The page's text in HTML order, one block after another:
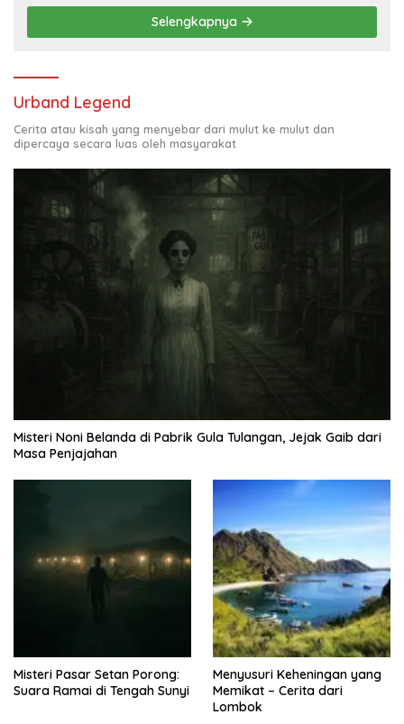
Selengkapnya
Urband Legend
Cerita atau kisah yang menyebar dari mulut ke mulut dan
dipercaya secara luas oleh masyarakat
Misteri Noni Belanda di Pabrik Gula Tulangan, Jejak Gaib dari
Masa Penjajahan
Misteri Pasar Setan Porong:
Suara Ramai di Tengah Sunyi
Menyusuri Keheningan yang
Memikat – Cerita dari
Lombok